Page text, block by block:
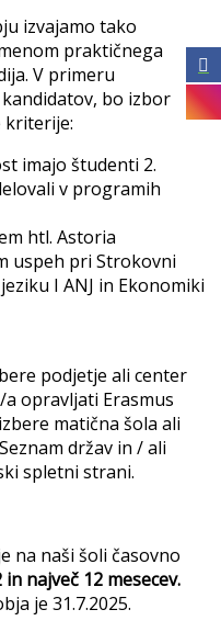
izvajamo tako
praktičnega
V primeru
bo izbor
kriterije:
imajo študenti 2.
v programih
htl. Astoria
uspeh pri Strokovni
I ANJ in Ekonomiki
podjetje ali center
opravljati Erasmus
matična šola ali
držav in / ali
spletni strani.
na naši šoli časovno
in največ 12 mesecev.
je 31.7.2025.